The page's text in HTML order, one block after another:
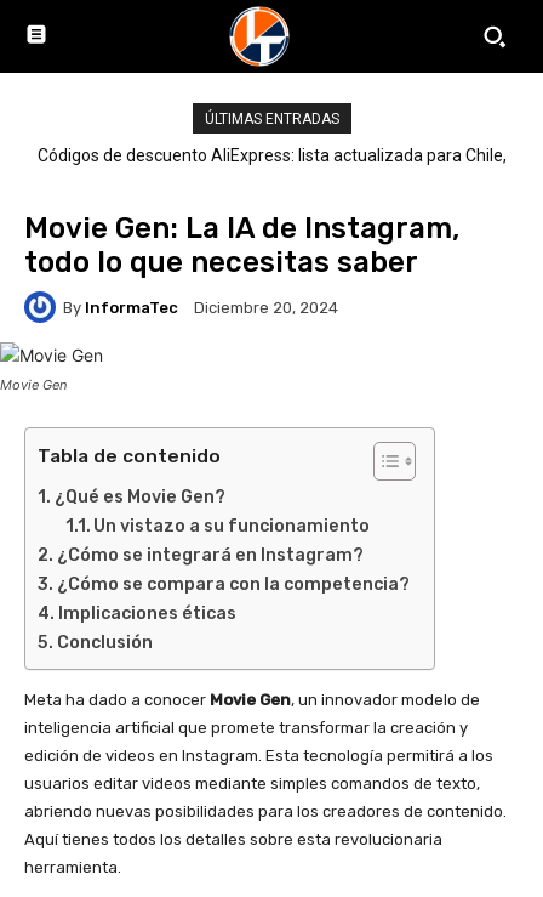
ÚLTIMAS ENTRADAS
Códigos de descuento AliExpress: lista actualizada para Chile,
Movie Gen: La IA de Instagram,
todo lo que necesitas saber
By InformaTec Diciembre 20, 2024
Movie Gen
Tabla de contenido
¿Qué es Movie Gen?
Un vistazo a su funcionamiento
¿Cómo se integrará en Instagram?
¿Cómo se compara con la competencia?
Implicaciones éticas
Conclusión
Meta ha dado a conocer Movie Gen, un innovador modelo de
inteligencia artificial que promete transformar la creación y
edición de videos en Instagram. Esta tecnología permitirá a los
usuarios editar videos mediante simples comandos de texto,
abriendo nuevas posibilidades para los creadores de contenido.
Aquí tienes todos los detalles sobre esta revolucionaria
herramienta.